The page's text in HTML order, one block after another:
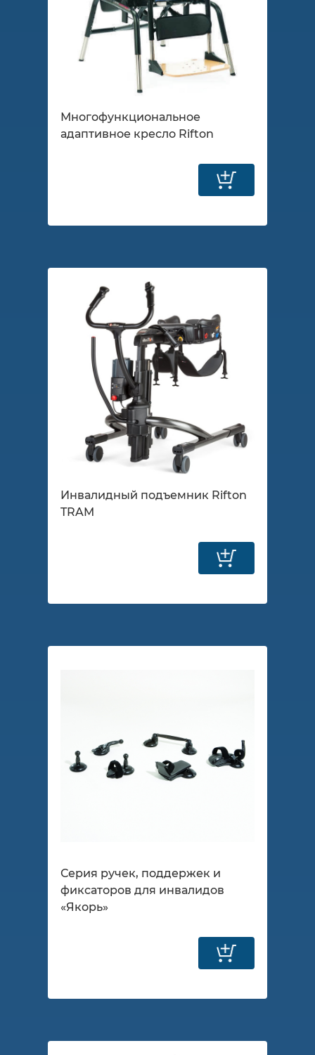
Многофункциональное
адаптивное кресло Rifton
Инвалидный подъемник Rifton
TRAM
Серия ручек, поддержек и
фиксаторов для инвалидов
«Якорь»